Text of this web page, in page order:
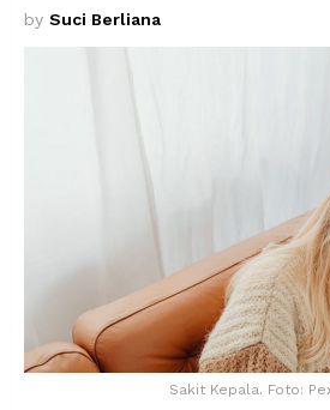
by Suci Berliana
Sakit Kepala. Foto: